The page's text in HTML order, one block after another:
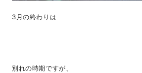
3月の終わりは
別れの時期ですが、